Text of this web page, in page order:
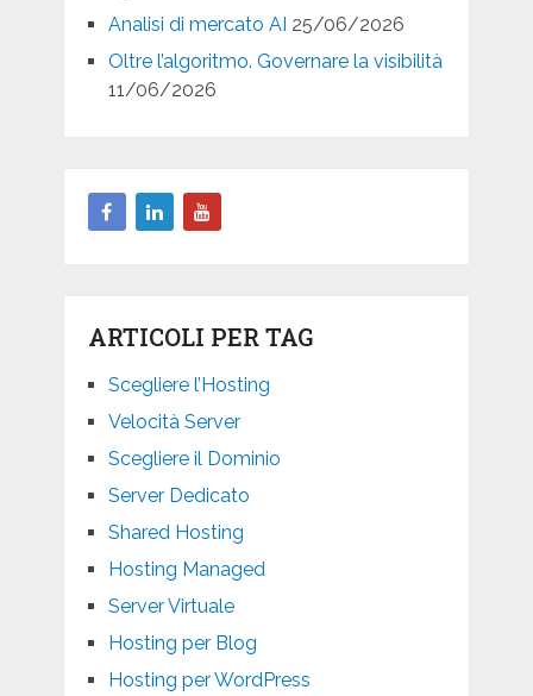
Analisi di mercato AI 25/06/2026
Oltre l’algoritmo. Governare la visibilità
11/06/2026
ARTICOLI PER TAG
Scegliere l’Hosting
Velocità Server
Scegliere il Dominio
Server Dedicato
Shared Hosting
Hosting Managed
Server Virtuale
Hosting per Blog
Hosting per WordPress